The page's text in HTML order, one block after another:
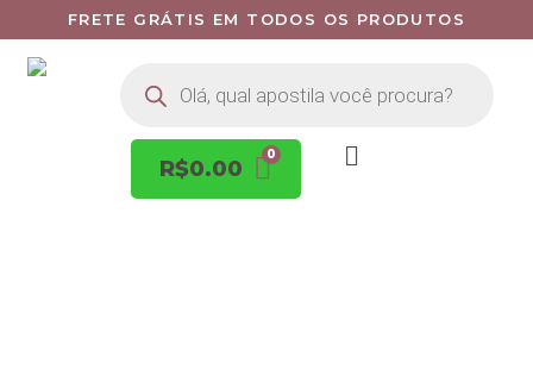
FRETE GRÁTIS EM TODOS OS PRODUTOS
R$0.00